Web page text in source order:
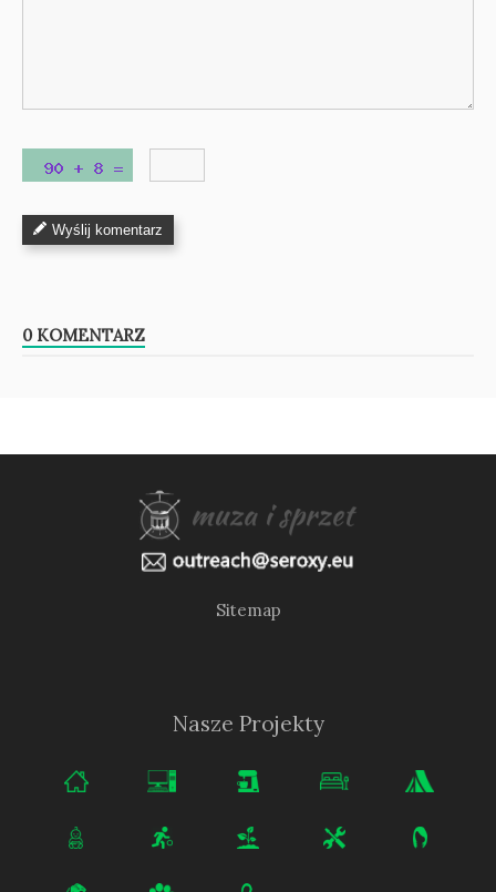
Wyślij komentarz
0 KOMENTARZ
Sitemap
Nasze Projekty